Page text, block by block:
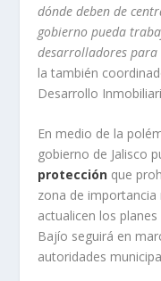
dónde deben de
gobierno pueda
desarrolladores para
la también
Desarrollo
En medio de la
gobierno de Jalisco
protección que
zona de
actualicen los
Bajío seguirá en
autoridades